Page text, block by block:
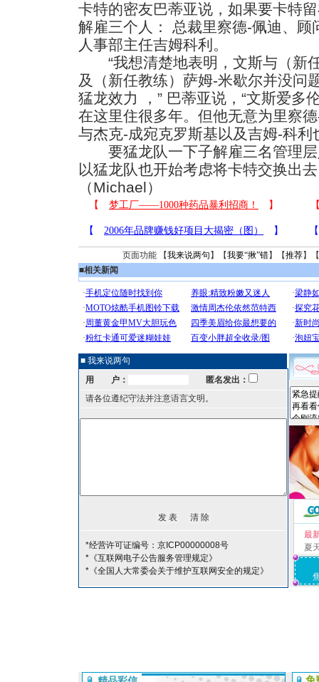
卡特的密友巴蒂亚说，如果要卡特
解雇三个人： 总裁里察德-佩迪、
人事部主任吉姆科利。
“我想清楚地表明，文斯与（新
及（新任教练）萨姆-米歇尔并没问
猛龙效力 ，” 巴蒂亚说，“文斯爱多
在这里住很多年。但他无意为里察
与杰克-成宛克罗斯基以及吉姆-科利
要猛龙队一下子解雇三名管理层
以猛龙队也开始考虑将卡特交换出
（Michael）
页面功能 【我来说两句 】【我要“揪”错】【推荐】
■相关新闻
■ 我来说两句
用 户：
匿名发出：
请各位遵纪守法并注意语言文明。
*经营许可证编号：京ICP00000008号
*《互联网电子公告服务管理规定》
*《全国人大常委会关于维护互联网安全的规定》
最
夏